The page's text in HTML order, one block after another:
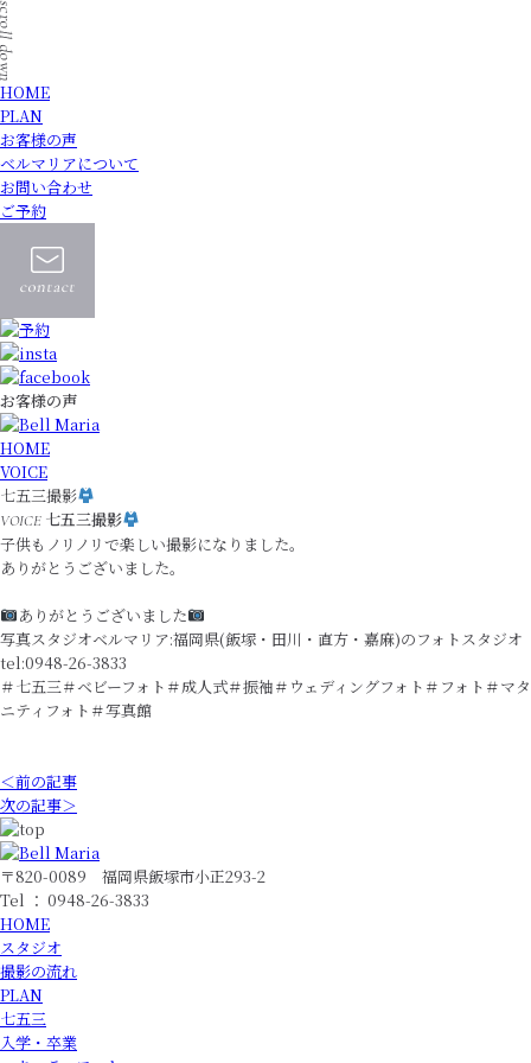
HOME
PLAN
お客様の声
ベルマリアについて
お問い合わせ
ご予約
お客様の声
HOME
VOICE
七五三撮影
VOICE 七五三撮影
子供もノリノリで楽しい撮影になりました。
ありがとうございました。
ありがとうございました
写真スタジオベルマリア:福岡県(飯塚・田川・直方・嘉麻)のフォトスタジオ
tel:0948-26-3833
＃七五三＃ベビーフォト＃成人式＃振袖＃ウェディングフォト＃フォト＃マタ
ニティフォト＃写真館
＜前の記事
次の記事＞
〒820-0089 福岡県飯塚市小正293-2
Tel ： 0948-26-3833
HOME
スタジオ
撮影の流れ
PLAN
七五三
入学・卒業